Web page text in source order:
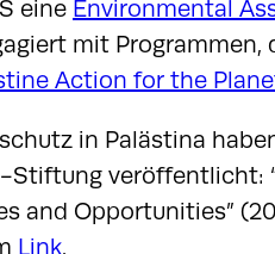
eine Environmental
mit
Action for the
in Palästina
veröffentlicht:
and Opportunities”
Link.